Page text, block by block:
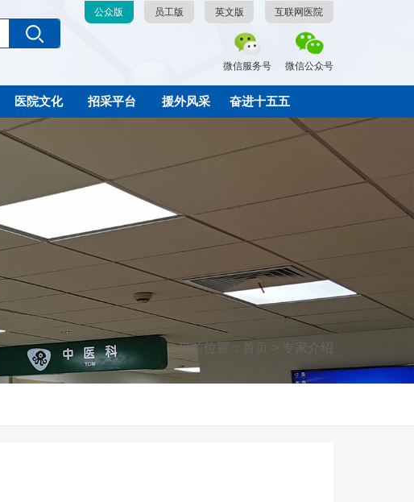
公众版 员工版 英文版 互联网医院
微信服务号 微信公众号
医院文化 招采平台 援外风采 奋进十五五
当前位置：首页 > 专家介绍